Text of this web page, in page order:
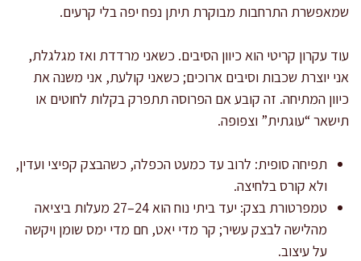
שמאפשרת התרחבות מבוקרת תיתן נפח יפה בלי קרעים.
עוד עקרון קריטי הוא כיוון הסיבים. כשאני מרדדת ואז מגלגלת,
אני יוצרת שכבות וסיבים ארוכים; כשאני קולעת, אני משנה את
כיוון המתיחה. זה קובע אם הפרוסה תתפרק בקלות לחוטים או
תישאר “עוגתית” וצפופה.
תפיחה סופית: לרוב עד כמעט הכפלה, כשהבצק קפיצי ועדין,
ולא קורס בלחיצה.
טמפרטורת בצק: יעד ביתי נוח הוא 24–27 מעלות ביציאה
מהלישה לבצק עשיר; קר מדי יאט, חם מדי ימס שומן ויקשה
על עיצוב.